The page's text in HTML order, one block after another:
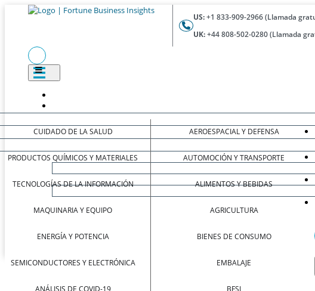
US:+1 833-909-2966 (Llamada
UK:+44 808-502-0280 (Llamada
CUIDADO DE LA SALUD
PRODUCTOS QUÍMICOS Y MATERIALES
TECNOLOGÍAS DE LA INFORMACIÓN
MAQUINARIA Y EQUIPO
ENERGÍA Y POTENCIA
SEMICONDUCTORES Y ELECTRÓNICA
ANÁLISIS DE COVID-19
AEROESPACIAL Y DEFENSA
AUTOMOCIÓN Y TRANSPORTE
ALIMENTOS Y BEBIDAS
AGRICULTURA
BIENES DE CONSUMO
EMBALAJE
BFSI